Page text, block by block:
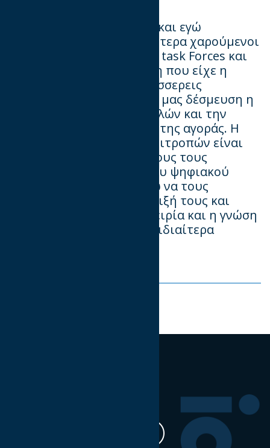
«Τα μέλη της Διοικούσας και εγώ
προσωπικά, είμαστε ιδιαίτερα χαρούμενοι
task Forces και
με τη θετική ανταπόκριση που είχε η
πρόταση μας από τους τέσσερεις
επικεφαλής. Ήταν βασική μας δέσμευση η
δραστηριοποίηση των μελών και την
υλοποιούμε προς όφελος της αγοράς. Η
θεματολογία όλων των επιτροπών είναι
πολύ επίκαιρη, αφορά όλους τους
εμπλεκόμενους φορείς του ψηφιακού
οικοσυστήματος και θέλω να τους
ευχαριστήσω για τη στήριξή τους και
είμαι σίγουρος ότι η εμπειρία και η γνώση
τους θα φέρει άριστα και ιδιαίτερα